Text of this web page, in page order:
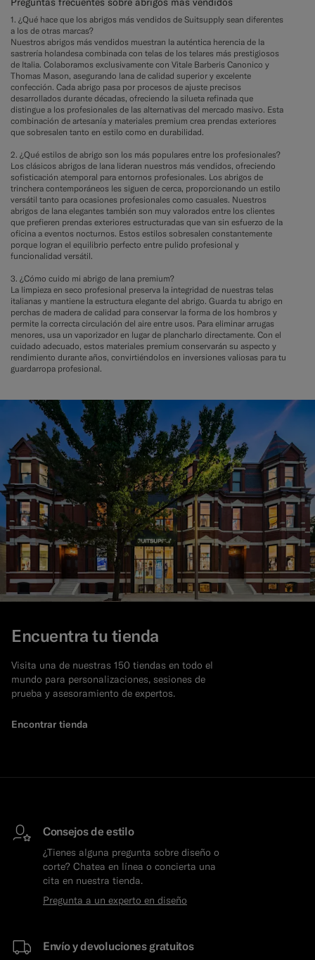
1. ¿Qué hace que los abrigos más vendidos de Suitsupply sean diferentes
a los de otras marcas?
Nuestros abrigos más vendidos muestran la auténtica herencia de la
sastrería holandesa combinada con telas de los telares más prestigiosos
de Italia. Colaboramos exclusivamente con Vitale Barberis Canonico y
Thomas Mason, asegurando lana de calidad superior y excelente
confección. Cada abrigo pasa por procesos de ajuste precisos
desarrollados durante décadas, ofreciendo la silueta refinada que
distingue a los profesionales de las alternativas del mercado masivo. Esta
combinación de artesanía y materiales premium crea prendas exteriores
que sobresalen tanto en estilo como en durabilidad.
2. ¿Qué estilos de abrigo son los más populares entre los profesionales?
Los clásicos abrigos de lana lideran nuestros más vendidos, ofreciendo
sofisticación atemporal para entornos profesionales. Los abrigos de
trinchera contemporáneos les siguen de cerca, proporcionando un estilo
versátil tanto para ocasiones profesionales como casuales. Nuestros
abrigos de lana elegantes también son muy valorados entre los clientes
que prefieren prendas exteriores estructuradas que van sin esfuerzo de la
oficina a eventos nocturnos. Estos estilos sobresalen constantemente
porque logran el equilibrio perfecto entre pulido profesional y
funcionalidad versátil.
3. ¿Cómo cuido mi abrigo de lana premium?
La limpieza en seco profesional preserva la integridad de nuestras telas
italianas y mantiene la estructura elegante del abrigo. Guarda tu abrigo en
perchas de madera de calidad para conservar la forma de los hombros y
permite la correcta circulación del aire entre usos. Para eliminar arrugas
menores, usa un vaporizador en lugar de plancharlo directamente. Con el
cuidado adecuado, estos materiales premium conservarán su aspecto y
rendimiento durante años, convirtiéndolos en inversiones valiosas para tu
guardarropa profesional.
Encuentra tu tienda
Visita una de nuestras 150 tiendas en todo el
mundo para personalizaciones, sesiones de
prueba y asesoramiento de expertos.
Encontrar tienda
Consejos de estilo
¿Tienes alguna pregunta sobre diseño o
corte? Chatea en línea o concierta una
cita en nuestra tienda.
Pregunta a un experto en diseño
Envío y devoluciones gratuitos